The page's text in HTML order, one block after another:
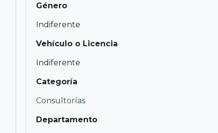
Género
Indiferente
Vehículo o Licencia
Indiferente
Categoría
Consultorías
Departamento